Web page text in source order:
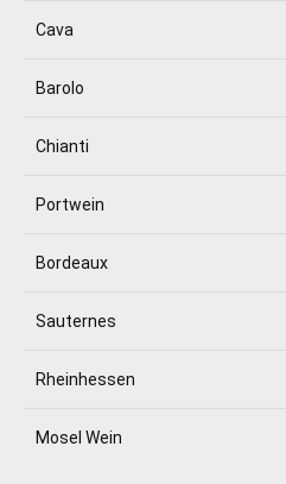
Cava
Barolo
Chianti
Portwein
Bordeaux
Sauternes
Rheinhessen
Mosel Wein